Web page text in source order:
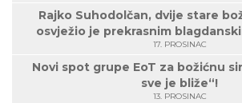
Rajko Suhodolčan, dvije stare
osvježio je prekrasnim
17. PROSINAC
Novi spot grupe EoT za božićnu
sve je bliže“!
13. PROSINAC